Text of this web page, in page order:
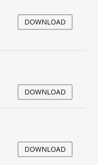
DOWNLOAD
DOWNLOAD
DOWNLOAD